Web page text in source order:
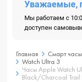
Уважаемые,
Мы работаем с
доступен
Главная Смарт
Watch Ultra 3
Часы Apple Watch
Black/Charcoal